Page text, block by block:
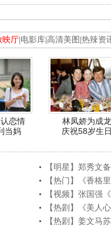
映厅 电影库 高清美图 热辣资
恋情
当妈
林凤娇为成龙
庆祝58岁生
【明星】郑秀文
【热门】《香格
【视频】张国强
【热剧】《美人
【热剧】姜文马